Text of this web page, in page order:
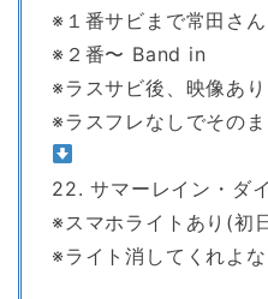
※１番サビまで常田さ
※２番〜 Band in
※ラスサビ後、映像あり
※ラスフレなしでそのま
22. サマーレイン・ダ
※スマホライトあり(初
※ライト消してくれよ